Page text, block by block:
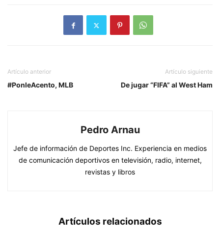
Artículo anterior
#PonleAcento, MLB
Artículo siguiente
De jugar “FIFA” al West Ham
Pedro Arnau
Jefe de información de Deportes Inc. Experiencia en medios
de comunicación deportivos en televisión, radio, internet,
revistas y libros
Artículos relacionados